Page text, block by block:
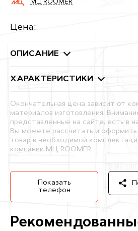
МЦ ROOMER
Цена:
ОПИСАНИЕ
ХАРАКТЕРИСТИКИ
Окончательная цена зависит от
материалов изготовления.
представленные на сайте, есть в
Вы можете рассчитать и оформить
товар в необходимой
компании МЦ ROOMER.
Показать
телефон